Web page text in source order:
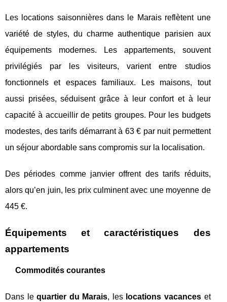
Les locations saisonnières dans le Marais reflètent une
variété de styles, du charme authentique parisien aux
équipements modernes. Les appartements, souvent
privilégiés par les visiteurs, varient entre studios
fonctionnels et espaces familiaux. Les maisons, tout
aussi prisées, séduisent grâce à leur confort et à leur
capacité à accueillir de petits groupes. Pour les budgets
modestes, des tarifs démarrant à 63 € par nuit permettent
un séjour abordable sans compromis sur la localisation.
Des périodes comme janvier offrent des tarifs réduits,
alors qu’en juin, les prix culminent avec une moyenne de
445 €.
Équipements et caractéristiques des
appartements
Commodités courantes
Dans lequartier du Marais, les locations vacances et